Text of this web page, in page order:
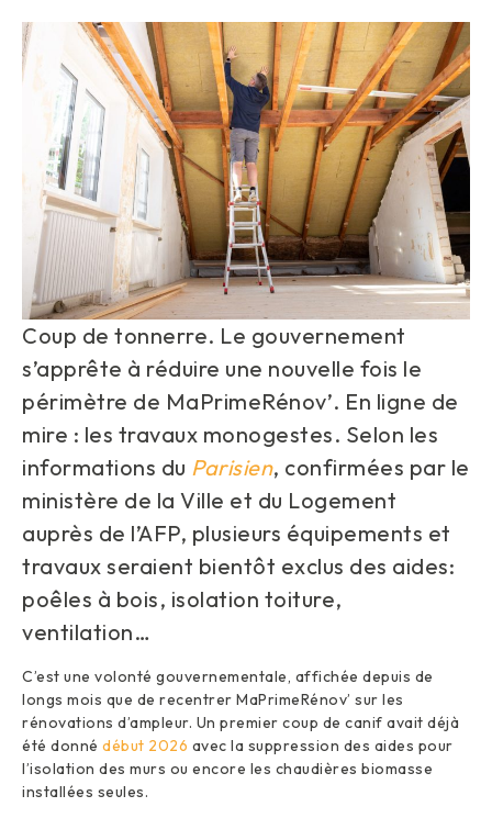
Coup de tonnerre. Le gouvernement
s’apprête à réduire une nouvelle fois le
périmètre de MaPrimeRénov’. En ligne de
mire : les travaux monogestes. Selon les
informations du Parisien, confirmées par le
ministère de la Ville et du Logement
auprès de l’AFP, plusieurs équipements et
travaux seraient bientôt exclus des aides:
poêles à bois, isolation toiture,
ventilation…
C’est une volonté gouvernementale, affichée depuis de
longs mois que de recentrer MaPrimeRénov’ sur les
rénovations d’ampleur. Un premier coup de canif avait déjà
été donné début 2026 avec la suppression des aides pour
l’isolation des murs ou encore les chaudières biomasse
installées seules.